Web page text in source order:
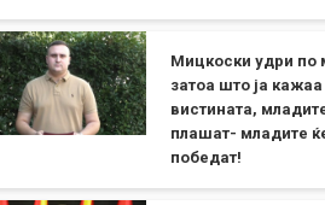
Мицкоски удри по
затоа што ја кажаа
вистината,
плашат- младите
победат!